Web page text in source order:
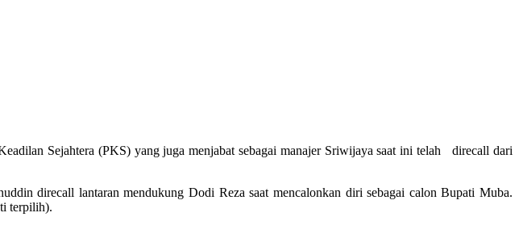
Sejahtera (PKS) yang juga menjabat sebagai manajer Sriwijaya saat ini telah direcall dari
direcall lantaran mendukung Dodi Reza saat mencalonkan diri sebagai calon Bupati Muba.
terpilih).